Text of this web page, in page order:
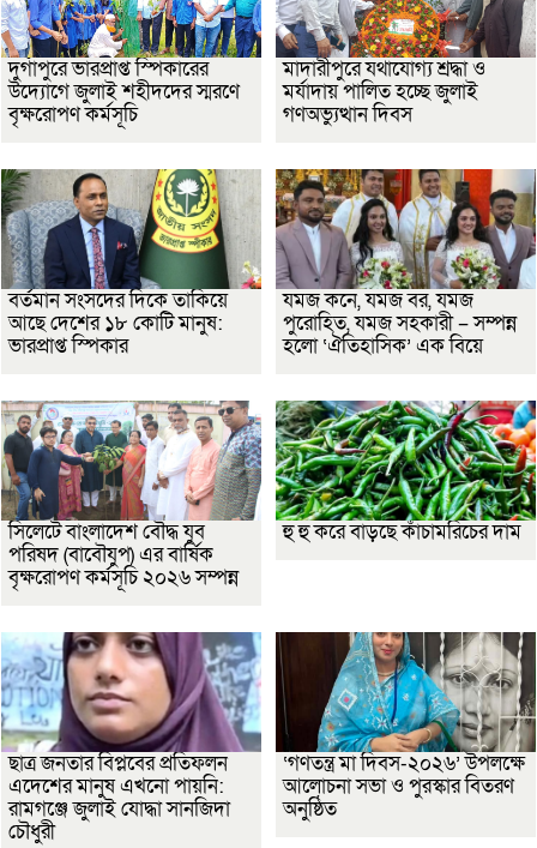
দুর্গাপুরে ভারপ্রাপ্ত স্পিকারের
উদ্যোগে জুলাই শহীদদের স্মরণে
বৃক্ষরোপণ কর্মসূচি
মাদারীপুরে যথাযোগ্য শ্রদ্ধা ও
মর্যাদায় পালিত হচ্ছে জুলাই
গণঅভ্যুত্থান দিবস
বর্তমান সংসদের দিকে তাকিয়ে
আছে দেশের ১৮ কোটি মানুষ:
ভারপ্রাপ্ত স্পিকার
যমজ কনে, যমজ বর, যমজ
পুরোহিত, যমজ সহকারী – সম্পন্ন
হলো ‘ঐতিহাসিক’ এক বিয়ে
সিলেটে বাংলাদেশ বৌদ্ধ যুব
পরিষদ (বাবৌযুপ) এর বার্ষিক
বৃক্ষরোপণ কর্মসূচি ২০২৬ সম্পন্ন
হু হু করে বাড়ছে কাঁচামরিচের দাম
ছাত্র জনতার বিপ্লবের প্রতিফলন
এদেশের মানুষ এখনো পায়নি:
রামগঞ্জে জুলাই যোদ্ধা সানজিদা
চৌধুরী
‘গণতন্ত্র মা দিবস-২০২৬’ উপলক্ষে
আলোচনা সভা ও পুরস্কার বিতরণ
অনুষ্ঠিত